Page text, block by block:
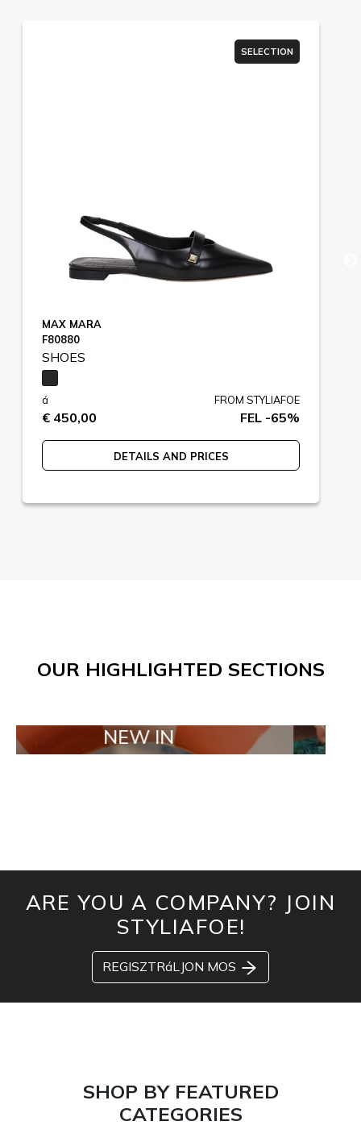
SELECTION
MAX MARA
F80880
SHOES
á
€ 450,00
FROM STYLIAFOE
FEL -65%
DETAILS AND PRICES
OUR HIGHLIGHTED SECTIONS
NEW IN TAILOR
ARE YOU A COMPANY? JOIN
STYLIAFOE!
REGISZTRáLJON MOS
SHOP BY FEATURED
CATEGORIES